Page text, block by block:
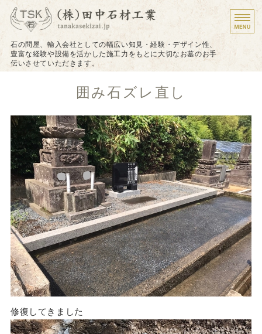
墓石のことなら株式
石の問屋、輸入会社としての幅広い知見・経験・デザイン性、
豊富な経験や設備を活かした施工力をもとに大切なお墓のお手
伝いさせていただきます。
施工実績
戒名（法名）の追加彫り
お問い合わせ
囲み石ズレ直し
修復してきました